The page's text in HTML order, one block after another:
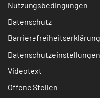
Nutzungsbedingungen
Datenschutz
Barrierefreiheitserklärung
Datenschutzeinstellungen
Videotext
Offene Stellen